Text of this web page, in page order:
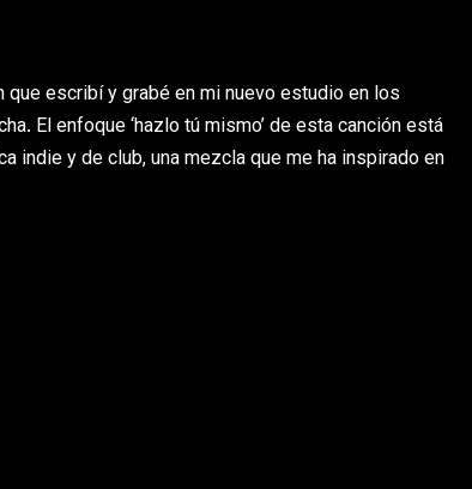
que escribí y grabé en mi nuevo estudio en los
El enfoque ‘hazlo tú mismo’ de esta canción está
indie y de club, una mezcla que me ha inspirado en